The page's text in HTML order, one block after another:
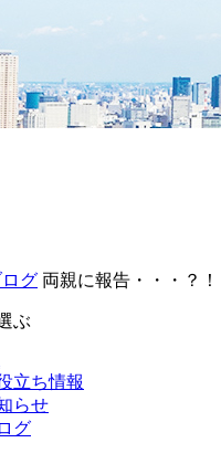
グ 両親に報告・・・？！
ぶ
立ち情報
らせ
グ